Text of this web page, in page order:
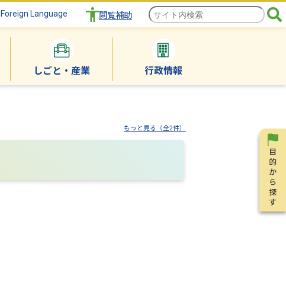
Foreign Language 閲覧補助
しごと・産業 行政情報
もっと見る（全2件）